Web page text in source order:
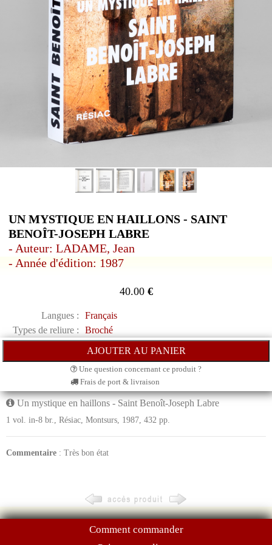
UN MYSTIQUE EN HAILLONS - SAINT
BENOÎT-JOSEPH LABRE
- Auteur: LADAME, Jean
- Année d'édition: 1987
40.00€
Langues :
Français
Types de reliure :
Broché
Une question concernant ce produit ?
Frais de port & livraison
Un mystique en haillons - Saint Benoît-Joseph Labre
1 vol. in-8 br., Résiac, Montsurs, 1987, 432 pp.
Commentaire : Très bon état
Comment commander